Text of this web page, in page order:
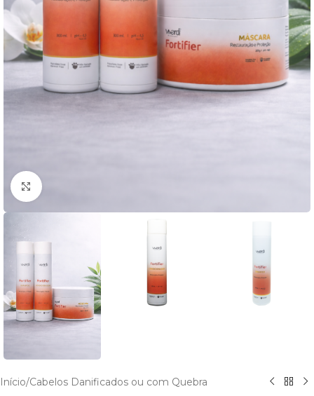
Clique para ampliar
Início/Cabelos Danificados ou com Quebra